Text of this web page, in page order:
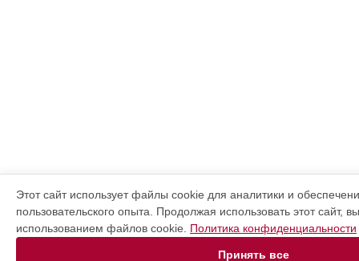
Этот сайт использует файлы cookie для аналитики и
пользовательского опыта. Продолжая использовать этот сайт,
использованием файлов cookie. Политика конфиденциальности
Принять все